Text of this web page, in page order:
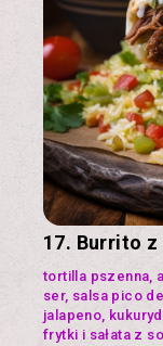
17. Burrito z
tortilla pszenna,
ser, salsa pico
jalapeno,
frytki i sałata z